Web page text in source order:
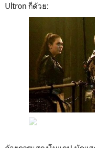
Ultron ก็ด้วย: